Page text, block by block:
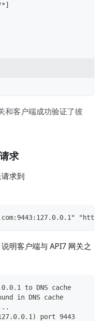
*]
和客户端成功验证了彼
求
求到
明客户端与 API7 网关之
to DNS cache
in DNS cache
port 9443